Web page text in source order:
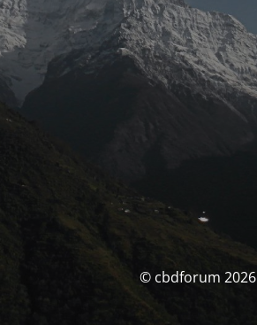
© cbdforum 2026